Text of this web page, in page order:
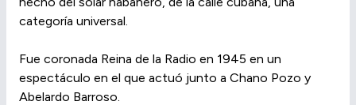
categoría universal.
Fue coronada Reina de la Radio en 1945 en un
espectáculo en el que actuó junto a Chano Pozo y
Abelardo Barroso.